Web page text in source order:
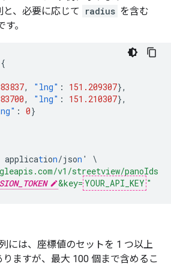
と、必要に応じて radius を含む
。
{
, "lng" : 151.209307},
, "lng" : 151.210307},
: 0}
application/json '
\
v1/streetview/panoIds
&key= YOUR_API_KEY "
には、座標値のセットを 1 つ以上
ますが、最大 100 個まで含めるこ